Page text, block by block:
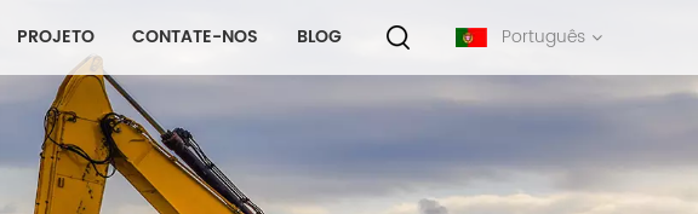
PROJETO CONTATE-NOS BLOG Português
français